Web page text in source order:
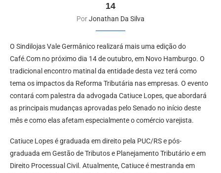
14
PorJonathan Da Silva
O Sindilojas Vale Germânico realizará mais uma edição do
Café.Com no próximo dia 14 de outubro, em Novo Hamburgo. O
tradicional encontro matinal da entidade desta vez terá como
tema os impactos da Reforma Tributária nas empresas. O evento
contará com palestra da advogada Catiuce Lopes, que abordará
as principais mudanças aprovadas pelo Senado no início deste
mês e como elas afetam especialmente o comércio varejista.
Catiuce Lopes é graduada em direito pela PUC/RS e pós-
graduada em Gestão de Tributos e Planejamento Tributário e em
Direito Processual Civil. Atualmente, Catiuce é mestranda em